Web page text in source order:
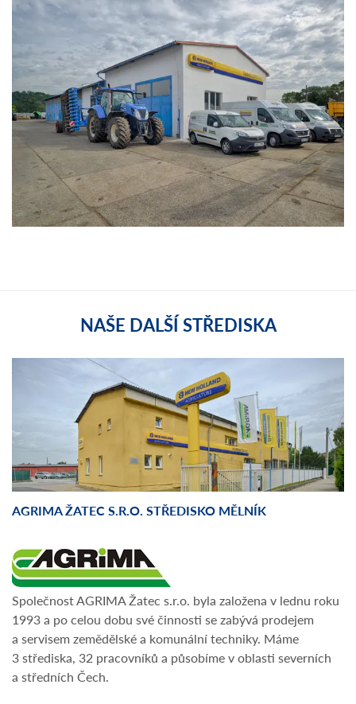
NAŠE DALŠÍ STŘEDISKA
AGRIMA ŽATEC S.R.O. STŘEDISKO MĚLNÍK
Společnost AGRIMA Žatec s.r.o. byla založena v lednu roku
1993 a po celou dobu své činnosti se zabývá prodejem
a servisem zemědělské a komunální techniky. Máme
3 střediska, 32 pracovníků a působíme v oblasti severních
a středních Čech.